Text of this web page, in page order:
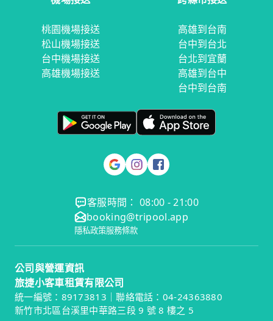
桃園機場接送
松山機場接送
台中機場接送
高雄機場接送
高雄到台南
台中到台北
台北到宜蘭
高雄到台中
台中到台南
客服時間： 08:00 - 21:00
booking@tripool.app
隱私政策服務條款
公司與營運資訊
旅捷小客車租賃有限公司
統一編號：89173813｜聯絡電話：04-24363880
新竹市北區台溪里中華路三段 9 號 8 樓之 5